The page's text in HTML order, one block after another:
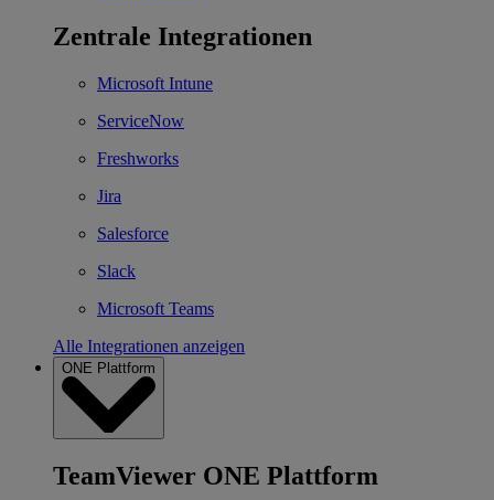
Zentrale Integrationen
Microsoft Intune
ServiceNow
Freshworks
Jira
Salesforce
Slack
Microsoft Teams
Alle Integrationen anzeigen
ONE Plattform
TeamViewer ONE Plattform